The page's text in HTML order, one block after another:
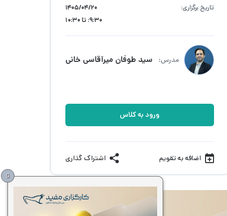
تاریخ برگزاری:
۱۴۰۵/۰۴/۲۰
9:30: تا 10:30
مدرس: سید طوفان میرآقاسی خانی
ورود به کلاس
اضافه به تقویم اشتراک گذاری